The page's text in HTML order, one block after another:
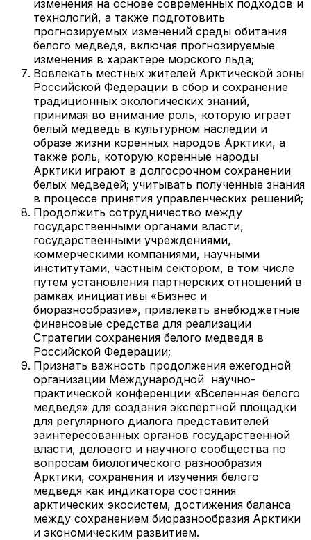
изменения на основе современных подходов и
технологий, а также подготовить
прогнозируемых изменений среды обитания
белого медведя, включая прогнозируемые
изменения в характере морского льда;
Вовлекать местных жителей Арктической зоны
Российской Федерации в сбор и сохранение
традиционных экологических знаний,
принимая во внимание роль, которую играет
белый медведь в культурном наследии и
образе жизни коренных народов Арктики, а
также роль, которую коренные народы
Арктики играют в долгосрочном сохранении
белых медведей; учитывать полученные знания
в процессе принятия управленческих решений;
Продолжить сотрудничество между
государственными органами власти,
государственными учреждениями,
коммерческими компаниями, научными
институтами, частным сектором, в том числе
путем установления партнерских отношений в
рамках инициативы «Бизнес и
биоразнообразие», привлекать внебюджетные
финансовые средства для реализации
Стратегии сохранения белого медведя в
Российской Федерации;
Признать важность продолжения ежегодной
организации Международной научно-
практической конференции «Вселенная белого
медведя» для создания экспертной площадки
для регулярного диалога представителей
заинтересованных органов государственной
власти, делового и научного сообщества по
вопросам биологического разнообразия
Арктики, сохранения и изучения белого
медведя как индикатора состояния
арктических экосистем, достижения баланса
между сохранением биоразнообразия Арктики
и экономическим развитием.